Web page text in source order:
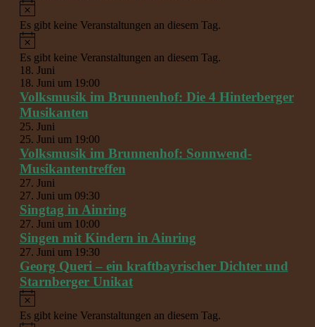
Hinweis
Es gibt keine Veranstaltungen an diesem Tag.
Hinweis
Es gibt keine Veranstaltungen an diesem Tag.
18. Juni
18. Juni um 19:00
Volksmusik im Brunnenhof: Die 4 Hinterberger
Musikanten
25. Juni
25. Juni um 19:00
Volksmusik im Brunnenhof: Sonnwend-
Musikantentreffen
27. Juni
27. Juni um 09:30
Singtag in Ainring
27. Juni um 10:00
Singen mit Kindern in Ainring
27. Juni um 19:30
Georg Queri – ein kraftbayrischer Dichter und
Starnberger Unikat
Hinweis
Es gibt keine Veranstaltungen an diesem Tag.